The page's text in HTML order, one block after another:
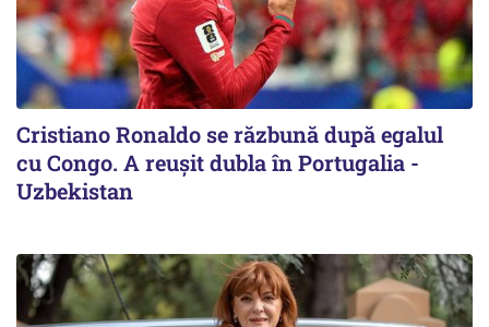
Cristiano Ronaldo se răzbună după egalul
cu Congo. A reușit dubla în Portugalia -
Uzbekistan